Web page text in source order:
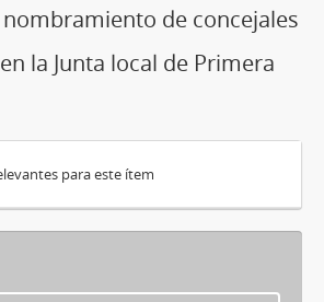
nombramiento de concejales
la Junta local de Primera
para este ítem